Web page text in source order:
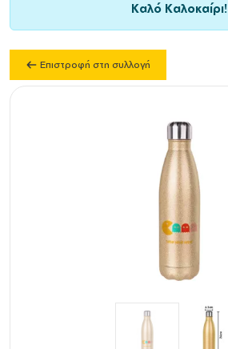
Καλό Καλοκαίρι!
Επιστροφή στη συλλογή